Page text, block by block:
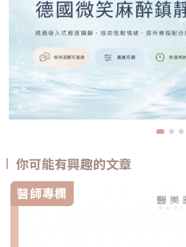
你可能有興趣的文章
醫師專欄